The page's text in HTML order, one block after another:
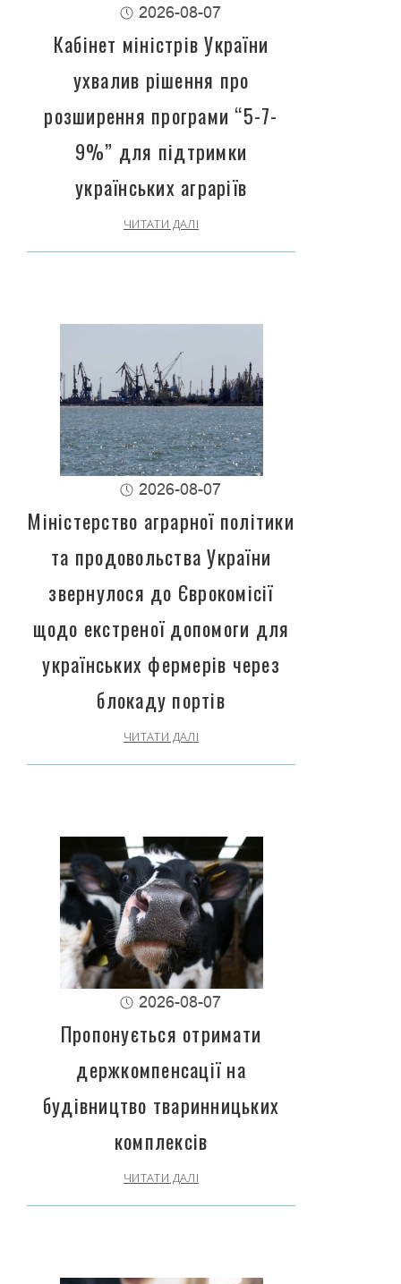
2026-08-07
Кабінет міністрів України
ухвалив рішення про
розширення програми “5-7-
9%” для підтримки
українських аграріїв
ЧИТАТИ ДАЛІ
2026-08-07
Міністерство аграрної політики
та продовольства України
звернулося до Єврокомісії
щодо екстреної допомоги для
українських фермерів через
блокаду портів
ЧИТАТИ ДАЛІ
2026-08-07
Пропонується отримати
держкомпенсації на
будівництво тваринницьких
комплексів
ЧИТАТИ ДАЛІ